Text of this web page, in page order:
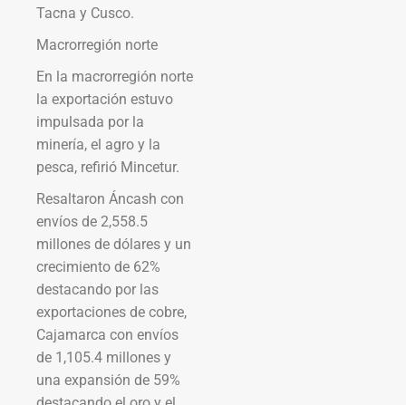
Tacna y Cusco.
Macrorregión norte
En la macrorregión norte
la exportación estuvo
impulsada por la
minería, el agro y la
pesca, refirió Mincetur.
Resaltaron Áncash con
envíos de 2,558.5
millones de dólares y un
crecimiento de 62%
destacando por las
exportaciones de cobre,
Cajamarca con envíos
de 1,105.4 millones y
una expansión de 59%